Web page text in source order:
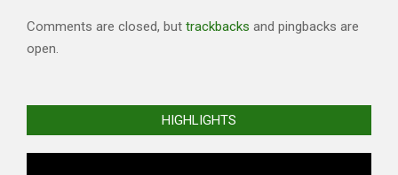
Comments are closed, but trackbacks and pingbacks are
open.
HIGHLIGHTS